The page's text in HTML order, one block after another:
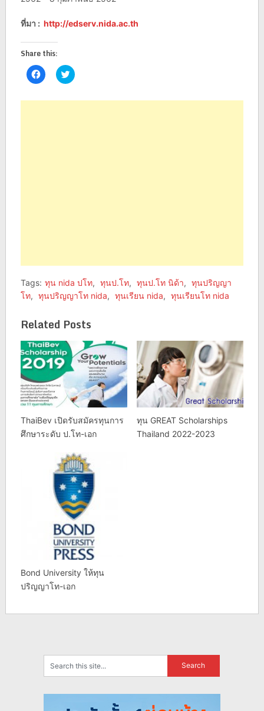
ที่มา : http://edserv.nida.ac.th
Share this:
Click
to
Facebook
Click
to
Twitter
Tags: ทุน nida ปโท, ทุนป.โท, ทุนป.โท นิด้า, ทุนปริญญา
โท, ทุนปริญญาโท nida, ทุนเรียน nida, ทุนเรียนโท nida
Related Posts
ThaiBev เปิดรับสมัครทุนการ
ศึกษาระดับ ป.โท-เอก
ทุน GREAT Scholarships
Thailand 2022-2023
Bond University ให้ทุน
ปริญญาโท-เอก